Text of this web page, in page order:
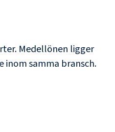
. Medellönen ligger
inom samma bransch.